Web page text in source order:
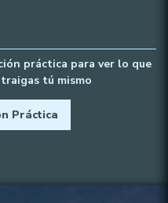
práctica para ver lo que
tú mismo
Práctica